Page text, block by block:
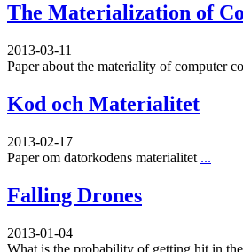
The Materialization of
2013-03-11
Paper about the materiality of computer
Kod och Materialitet
2013-02-17
Paper om datorkodens materialitet ...
Falling Drones
2013-01-04
What is the probability of getting hit in